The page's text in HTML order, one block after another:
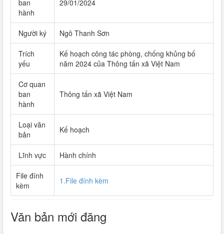
ban
hành
29/01/2024
Người ký Ngô Thanh Sơn
Trích
yếu
Kế hoạch công tác phòng, chống khủng bố
năm 2024 của Thông tấn xã Việt Nam
Cơ quan
ban
hành
Thông tấn xã Việt Nam
Loại văn
bản
Kế hoạch
Lĩnh vực Hành chính
File đính
kèm
1.File đính kèm
Văn bản mới đăng